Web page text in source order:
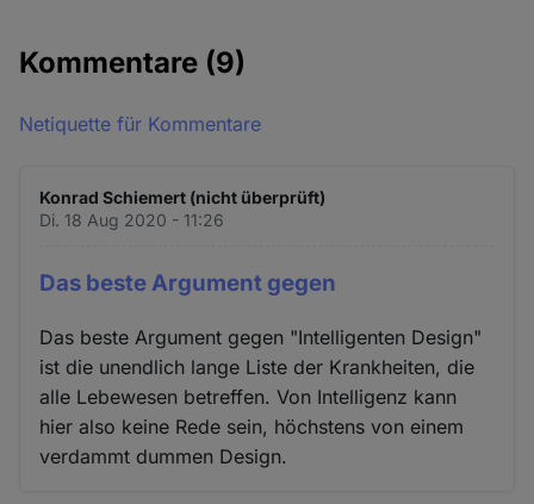
Kommentare (9)
Netiquette für Kommentare
Konrad Schiemert (nicht überprüft)
Di. 18 Aug 2020 - 11:26
Das beste Argument gegen
Das beste Argument gegen "Intelligenten Design"
ist die unendlich lange Liste der Krankheiten, die
alle Lebewesen betreffen. Von Intelligenz kann
hier also keine Rede sein, höchstens von einem
verdammt dummen Design.